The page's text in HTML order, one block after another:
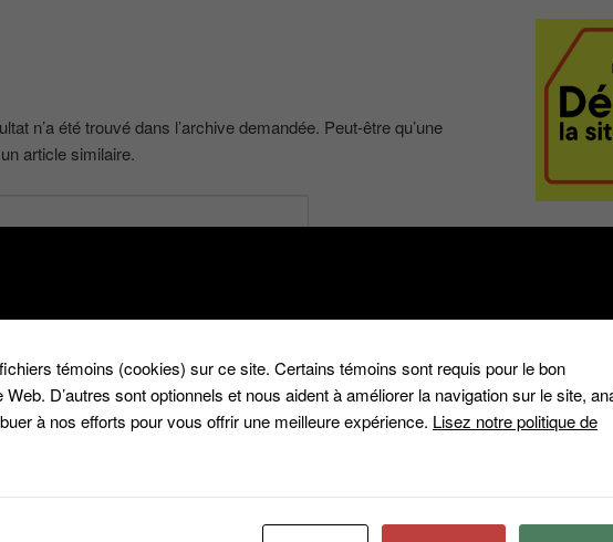
n’a été trouvé dans l’archive demandée. Peut-être qu’une
article similaire.
La saison
témoins (cookies) sur ce site. Certains témoins sont requis pour le bon
D’autres sont optionnels et nous aident à améliorer la navigation sur le site,
à nos efforts pour vous offrir une meilleure expérience. Lisez notre politique de